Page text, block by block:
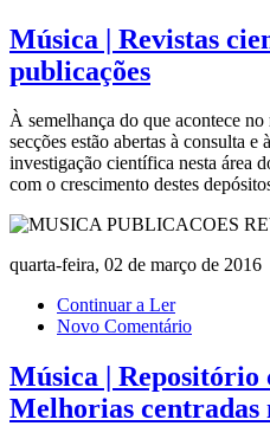
Música | Revistas
publicações
À semelhança do que acontece
secções estão abertas à consulta e
investigação científica nesta área
com o crescimento destes
quarta-feira, 02 de março de 2016
Continuar a Ler
Novo Comentário
Música | Repositório
Melhorias centradas